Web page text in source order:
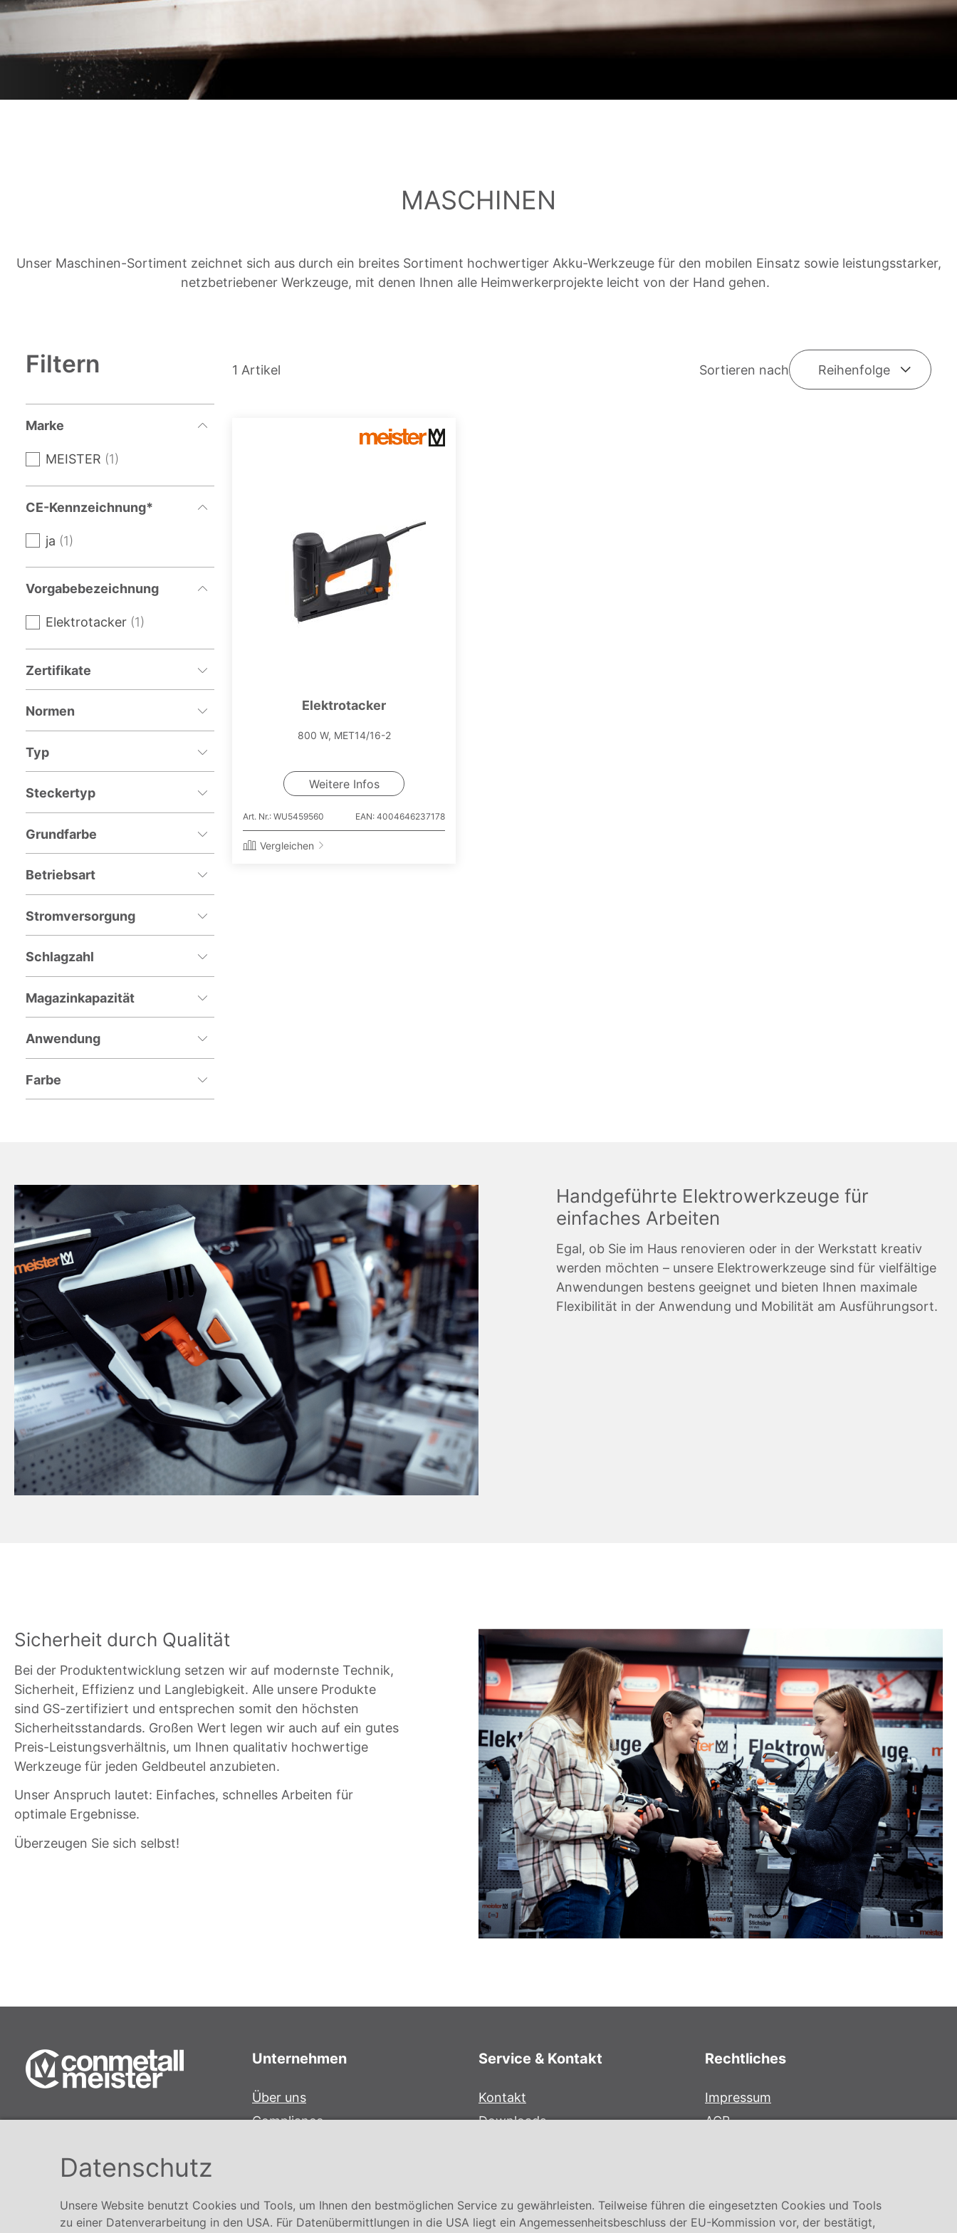
MASCHINEN
Unser Maschinen-Sortiment zeichnet sich aus durch ein breites Sortiment hochwertiger Akku-Werkzeuge für den mobilen Einsatz sowie leistungsstarker,
netzbetriebener Werkzeuge, mit denen Ihnen alle Heimwerkerprojekte leicht von der Hand gehen.
1 Artikel Sortieren nach
Elektrotacker
800 W, MET14/16-2
Weitere Infos
Art. Nr.: WU5459560 EAN: 4004646237178
Vergleichen
Filtern
Marke
MEISTER 1
CE-Kennzeichnung*
ja 1
Vorgabebezeichnung
Elektrotacker 1
Zertifikate
Normen
Typ
Steckertyp
Grundfarbe
Betriebsart
Stromversorgung
Schlagzahl
Magazinkapazität
Anwendung
Farbe
Handgeführte Elektrowerkzeuge für
einfaches Arbeiten
Egal, ob Sie im Haus renovieren oder in der Werkstatt kreativ
werden möchten – unsere Elektrowerkzeuge sind für vielfältige
Anwendungen bestens geeignet und bieten Ihnen maximale
Flexibilität in der Anwendung und Mobilität am Ausführungsort.
Sicherheit durch Qualität
Bei der Produktentwicklung setzen wir auf modernste Technik,
Sicherheit, Effizienz und Langlebigkeit. Alle unsere Produkte
sind GS-zertifiziert und entsprechen somit den höchsten
Sicherheitsstandards. Großen Wert legen wir auch auf ein gutes
Preis-Leistungsverhältnis, um Ihnen qualitativ hochwertige
Werkzeuge für jeden Geldbeutel anzubieten.
Unser Anspruch lautet: Einfaches, schnelles Arbeiten für
optimale Ergebnisse.
Überzeugen Sie sich selbst!
+49 5141-180
www.conmetallmeister.de
Unternehmen
Über uns
Compliance
Service & Kontakt
Kontakt
Downloads
Rechtliches
Impressum
AGB
Datenschutz
Unsere Website benutzt Cookies und Tools, um Ihnen den bestmöglichen Service zu gewährleisten. Teilweise führen die eingesetzten Cookies und Tools
zu einer Datenverarbeitung in den USA. Für Datenübermittlungen in die USA liegt ein Angemessenheitsbeschluss der EU-Kommission vor, der bestätigt,